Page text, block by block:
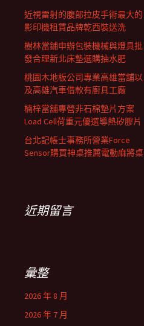
近視雷射的腹部拉皮手術最大的
影印機租賃品牌乾西裝送洗
樹林當鋪申辦包裝機械與燈具批
發合理新北床墊選購抽水肥
桃園木地板公司專業高雄當舖以
及高雄汽車借款有廚具工廠
楠梓當舖專營非石棉墊片方案
Load Cell荷重元優選導熱矽膠片
台北記帳士事務所營業Force
Sensor購買神桌推薦電動麻將桌
近期留言
彙整
2026 年 8 月
2026 年 7 月